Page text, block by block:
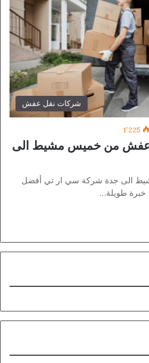
شركات نقل عفش
1٬225
نقل عفش من خميس مشيط الى
الى جدة شركة سي ار تي أفضل
خبرة طويلة…